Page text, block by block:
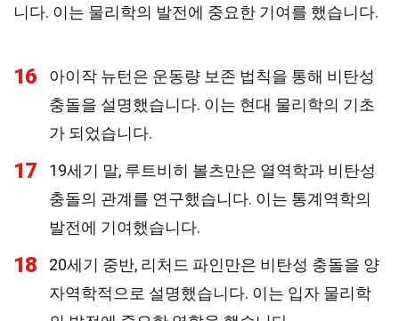
니다. 이는 물리학의 발전에 중요한 기여를 했습니다.
16
아이작 뉴턴은 운동량 보존 법칙을 통해 비탄성
충돌을 설명했습니다. 이는 현대 물리학의 기초
가 되었습니다.
17
19세기 말, 루트비히 볼츠만은 열역학과 비탄성
충돌의 관계를 연구했습니다. 이는 통계역학의
발전에 기여했습니다.
18
20세기 중반, 리처드 파인만은 비탄성 충돌을 양
자역학적으로 설명했습니다. 이는 입자 물리학